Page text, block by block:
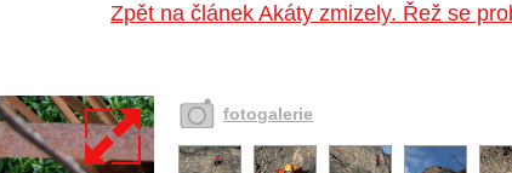
Zpět na článek Akáty zmizely. Řež se
fotogalerie